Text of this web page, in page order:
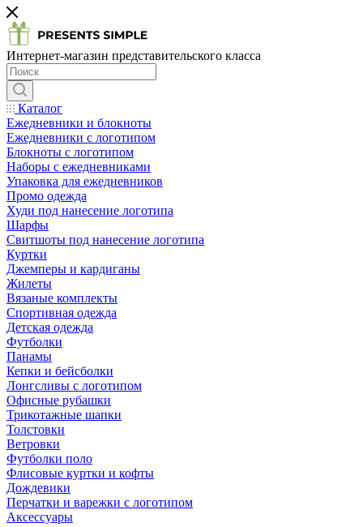
Интернет-магазин представительского класса
Каталог
Ежедневники и блокноты
Ежедневники с логотипом
Блокноты с логотипом
Наборы с ежедневниками
Упаковка для ежедневников
Промо одежда
Худи под нанесение логотипа
Шарфы
Свитшоты под нанесение логотипа
Куртки
Джемперы и кардиганы
Жилеты
Вязаные комплекты
Спортивная одежда
Детская одежда
Футболки
Панамы
Кепки и бейсболки
Лонгсливы с логотипом
Офисные рубашки
Трикотажные шапки
Толстовки
Ветровки
Футболки поло
Флисовые куртки и кофты
Дождевики
Перчатки и варежки с логотипом
Аксессуары